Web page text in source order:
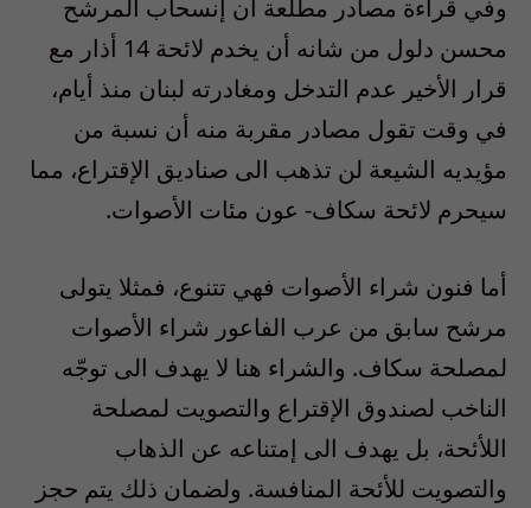
وفي قراءة مصادر مطلعة أن إنسحاب المرشح
محسن دلول من شانه أن يخدم لائحة 14 أذار مع
قرار الأخير عدم التدخل ومغادرته لبنان منذ أيام،
في وقت تقول مصادر مقربة منه أن نسبة من
مؤيديه الشيعة لن تذهب الى صناديق الإقتراع، مما
سيحرم لائحة سكاف- عون مئات الأصوات.
أما فنون شراء الأصوات فهي تتنوع، فمثلا يتولى
مرشح سابق من عرب الفاعور شراء الأصوات
لمصلحة سكاف. والشراء هنا لا يهدف الى توجّه
الناخب لصندوق الإقتراع والتصويت لمصلحة
اللأئحة، بل يهدف الى إمتناعه عن الذهاب
والتصويت للأئحة المنافسة. ولضمان ذلك يتم حجز